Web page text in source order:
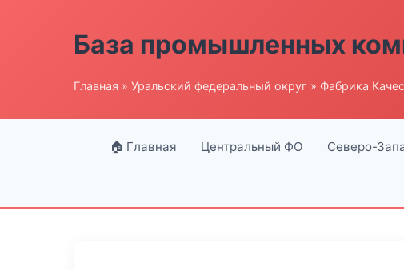
База промышленных
Главная » Уральский федеральный округ » Фабрика
🏠 Главная Центральный ФО Северо-